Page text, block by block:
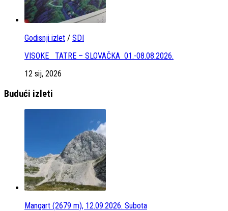
Godisnji izlet / SDI
VISOKE TATRE – SLOVAČKA 01.-08.08.2026.
12 sij, 2026
Budući izleti
Mangart (2679 m), 12.09.2026. Subota